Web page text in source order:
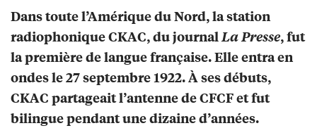
Dans toute l’Amérique du Nord, la station
radiophonique CKAC, du journal La Presse, fut
la première de langue française. Elle entra en
ondes le 27 septembre 1922. À ses débuts,
CKAC partageait l’antenne de CFCF et fut
bilingue pendant une dizaine d’années.